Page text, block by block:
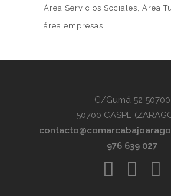
Área Servicios Sociales Área
área empresas
C/Gumá 52 50700
50700 CASPE
976 639 027